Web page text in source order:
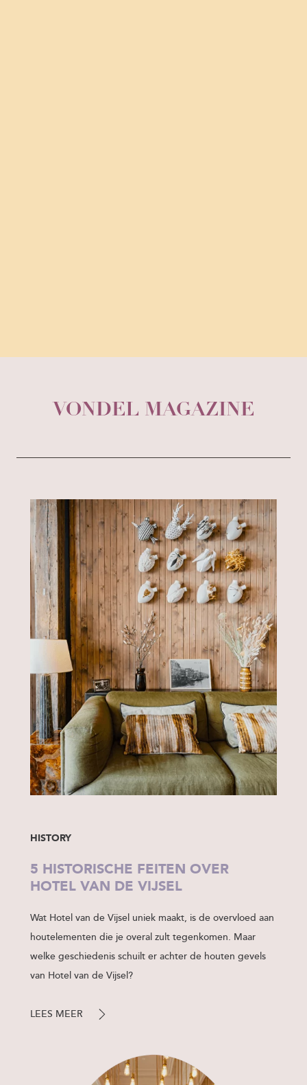
VONDEL MAGAZINE
HISTORY
5 HISTORISCHE FEITEN OVER
HOTEL VAN DE VIJSEL
Wat Hotel van de Vijsel uniek maakt, is de overvloed aan
houtelementen die je overal zult tegenkomen. Maar
welke geschiedenis schuilt er achter de houten gevels
van Hotel van de Vijsel?
LEES MEER